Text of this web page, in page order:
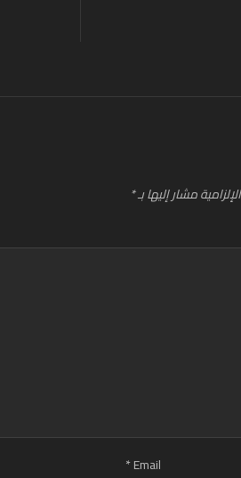
مشار إليها بـ*
Email
*